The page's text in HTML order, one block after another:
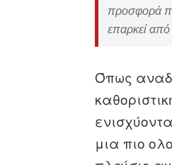
προσφορά
επαρκεί
Όπως
μια πιο